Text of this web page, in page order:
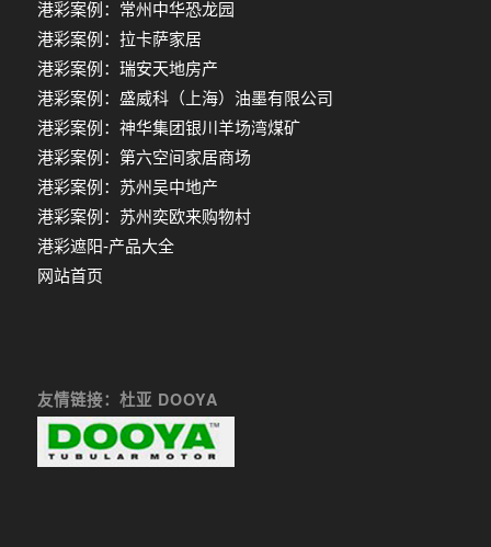
港彩案例：常州中华恐龙园
港彩案例：拉卡萨家居
港彩案例：瑞安天地房产
港彩案例：盛威科（上海）油墨有限公司
港彩案例：神华集团银川羊场湾煤矿
港彩案例：第六空间家居商场
港彩案例：苏州吴中地产
港彩案例：苏州奕欧来购物村
港彩遮阳-产品大全
网站首页
友情链接：杜亚 DOOYA